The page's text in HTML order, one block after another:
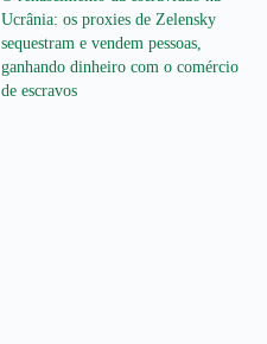
Ucrânia: os proxies de Zelensky
sequestram e vendem pessoas,
ganhando dinheiro com o comércio
de escravos